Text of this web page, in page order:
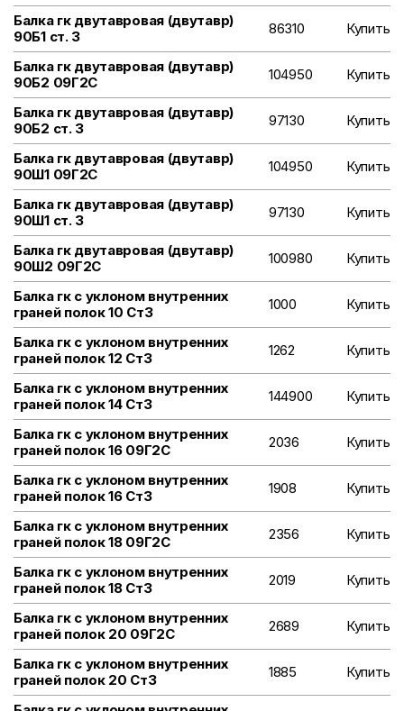
Балка гк двутавровая (двутавр)
90Б1 ст. 3
86310 Купить
Балка гк двутавровая (двутавр)
90Б2 09Г2С
104950 Купить
Балка гк двутавровая (двутавр)
90Б2 ст. 3
97130 Купить
Балка гк двутавровая (двутавр)
90Ш1 09Г2С
104950 Купить
Балка гк двутавровая (двутавр)
90Ш1 ст. 3
97130 Купить
Балка гк двутавровая (двутавр)
90Ш2 09Г2С
100980 Купить
Балка гк с уклоном внутренних
граней полок 10 Ст3
1000 Купить
Балка гк с уклоном внутренних
граней полок 12 Ст3
1262 Купить
Балка гк с уклоном внутренних
граней полок 14 Ст3
144900 Купить
Балка гк с уклоном внутренних
граней полок 16 09Г2С
2036 Купить
Балка гк с уклоном внутренних
граней полок 16 Ст3
1908 Купить
Балка гк с уклоном внутренних
граней полок 18 09Г2С
2356 Купить
Балка гк с уклоном внутренних
граней полок 18 Ст3
2019 Купить
Балка гк с уклоном внутренних
граней полок 20 09Г2С
2689 Купить
Балка гк с уклоном внутренних
граней полок 20 Ст3
1885 Купить